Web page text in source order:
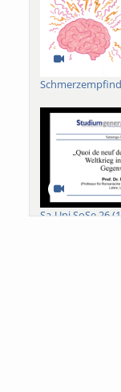
Sa-Uni SoSe 26